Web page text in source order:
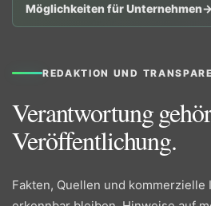
Möglichkeiten für Unternehmen→
REDAKTION UND
Verantwortung
Veröffentlichung.
Fakten, Quellen und kommerzielle